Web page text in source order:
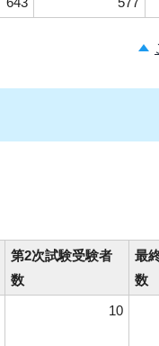
第2次試験受験者
数
最
数
10